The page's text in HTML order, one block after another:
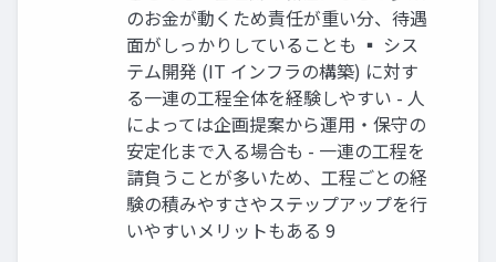
のお金が動くため責任が重い分、待遇
面がしっかりしていることも ▪ シス
テム開発 (IT インフラの構築) に対す
る一連の工程全体を経験しやすい - 人
によっては企画提案から運用・保守の
安定化まで入る場合も - 一連の工程を
請負うことが多いため、工程ごとの経
験の積みやすさやステップアップを行
いやすいメリットもある 9